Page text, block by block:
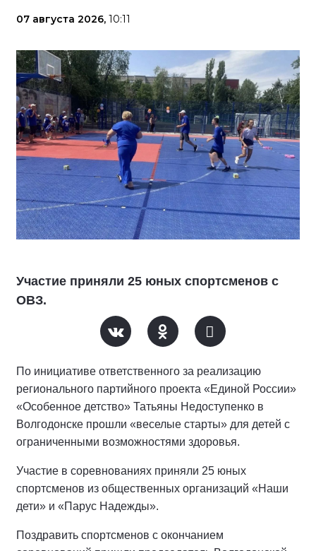
07 августа 2026, 10:11
Участие приняли 25 юных спортсменов с
ОВЗ.
По инициативе ответственного за реализацию
регионального партийного проекта «Единой России»
«Особенное детство» Татьяны Недоступенко в
Волгодонске прошли «веселые старты» для детей с
ограниченными возможностями здоровья.
Участие в соревнованиях приняли 25 юных
спортсменов из общественных организаций «Наши
дети» и «Парус Надежды».
Поздравить спортсменов с окончанием